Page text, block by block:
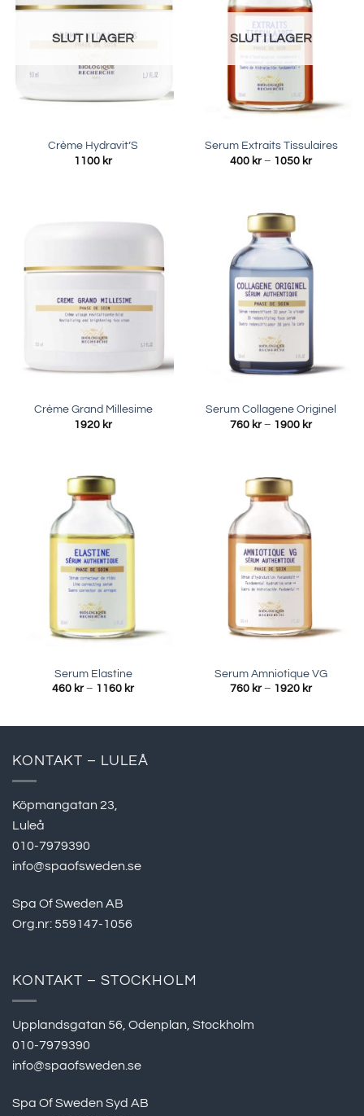
SLUT I LAGER
Crème Hydravit’S
1100 kr
SLUT I LAGER
Serum Extraits Tissulaires
400 kr – 1050 kr
Crème Grand Millesime
1920 kr
Serum Collagene Originel
760 kr – 1900 kr
Serum Elastine
460 kr – 1160 krPrisintervall:
Serum Amniotique VG
760 kr – 1920 kr
KONTAKT – LULEÅ
Köpmangatan 23,
Luleå
010-7979390
info@spaofsweden.se
Spa Of Sweden AB
Org.nr: 559147-1056
KONTAKT – STOCKHOLM
Upplandsgatan 56, Odenplan, Stockholm
010-7979390
info@spaofsweden.se
Spa Of Sweden Syd AB